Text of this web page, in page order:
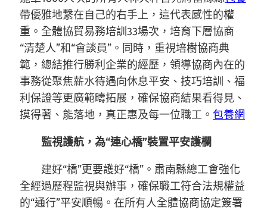
帶優雅地繫在自己的右手上，這代表感性的權
重。全體協貿易務培訓33場次，培育下層協商
“清楚人”和“會談員”。同時，重視培樹協商典
範，總結推行勝利企業的經歷，領導協商內在的
事務從聚焦薪水待遇向休息平安、技巧培訓、福
利保證等更廣範疇拓展，確保協商結果看得見、
摸得著、能落地，真正惠及每一位職工。 包養網
監視護航，為“連心橋”裝置平安護欄
建好“橋”更要護好“橋”。肅南縣總工會強化
全經過歷程監視與辦事，確保職工符合法規權益
的“通行”平安順暢。在所有人全體協商協定簽署